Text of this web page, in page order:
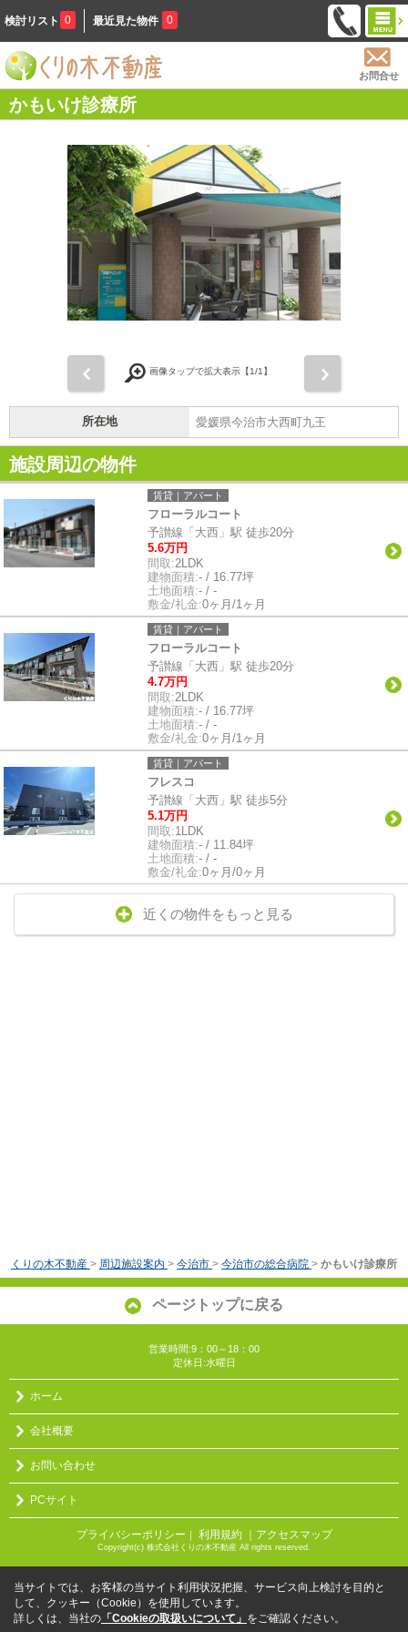
検討リスト 0 最近見た物件 0
お問合せ
かもいけ診療所
画像タップで拡大表示【1/1】
所在地 愛媛県今治市大西町九王
施設周辺の物件
賃貸｜アパート
フローラルコート
予讃線「大西」駅 徒歩20分
5.6万円
間取:2LDK
建物面積:- / 16.77坪
土地面積:- / -
敷金/礼金:0ヶ月/1ヶ月
賃貸｜アパート
フローラルコート
予讃線「大西」駅 徒歩20分
4.7万円
間取:2LDK
建物面積:- / 16.77坪
土地面積:- / -
敷金/礼金:0ヶ月/1ヶ月
賃貸｜アパート
フレスコ
予讃線「大西」駅 徒歩5分
5.1万円
間取:1LDK
建物面積:- / 11.84坪
土地面積:- / -
敷金/礼金:0ヶ月/0ヶ月
近くの物件をもっと見る
くりの木不動産 > 周辺施設案内 > 今治市 > 今治市の総合病院 > かもいけ診療所
ページトップに戻る
営業時間:9：00～18：00
定休日:水曜日
ホーム
会社概要
お問い合わせ
PCサイト
プライバシーポリシー ｜ 利用規約 ｜アクセスマップ
Copyright(c) 株式会社くりの木不動産 All rights reserved.
当サイトでは、お客様の当サイト利用状況把握、サービス向上検討を目的と
して、クッキー（Cookie）を使用しています。
詳しくは、当社の 「Cookieの取扱いについて」 をご確認ください。